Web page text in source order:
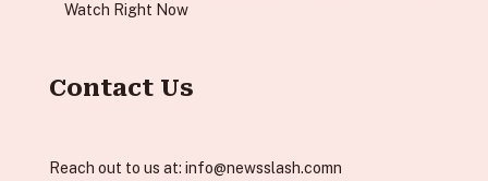
Watch Right Now
Contact Us
Reach out to us at: info@newsslash.comn